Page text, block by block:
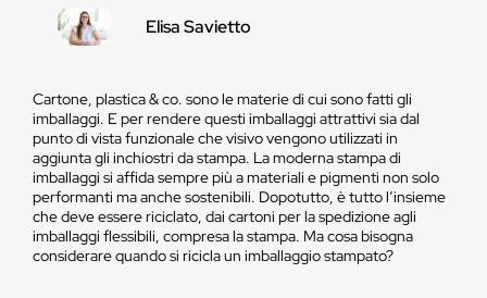
Cartone, plastica & co. sono le materie di cui sono fatti gli
imballaggi. E per rendere questi imballaggi attrattivi sia dal
punto di vista funzionale che visivo vengono utilizzati in
aggiunta gli inchiostri da stampa. La moderna stampa di
imballaggi si affida sempre più a materiali e pigmenti non solo
performanti ma anche sostenibili. Dopotutto, è tutto l’insieme
che deve essere riciclato, dai cartoni per la spedizione agli
imballaggi flessibili, compresa la stampa. Ma cosa bisogna
considerare quando si ricicla un imballaggio stampato?
Elisa Savietto